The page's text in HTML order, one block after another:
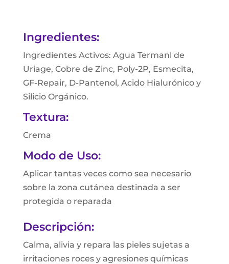
Ingredientes:
Ingredientes Activos: Agua Termanl de
Uriage, Cobre de Zinc, Poly-2P, Esmecita,
GF-Repair, D-Pantenol, Acido Hialurónico y
Silicio Orgánico.
Textura:
Crema
Modo de Uso:
Aplicar tantas veces como sea necesario
sobre la zona cutánea destinada a ser
protegida o reparada
Descripción:
Calma, alivia y repara las pieles sujetas a
irritaciones roces y agresiones químicas